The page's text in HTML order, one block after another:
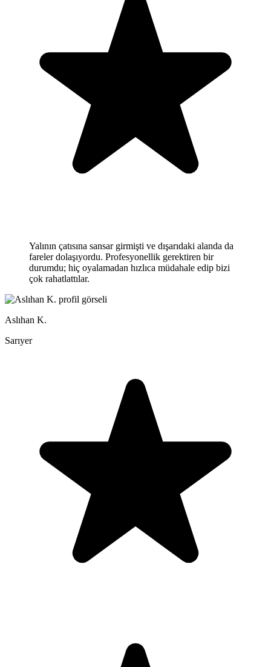
Yalının çatısına sansar girmişti ve dışarıdaki alanda da
fareler dolaşıyordu. Profesyonellik gerektiren bir
durumdu; hiç oyalamadan hızlıca müdahale edip bizi
çok rahatlattılar.
Aslıhan K.
Sarıyer